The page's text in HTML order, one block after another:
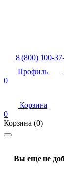
8 (800) 100-
Профиль
0
Корзина
0
Корзина (0)
Вы еще не